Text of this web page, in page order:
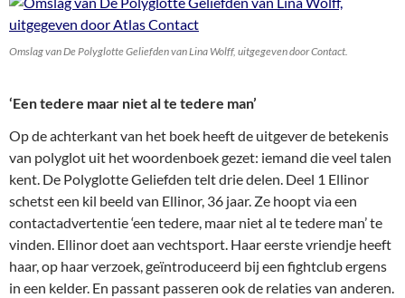
Omslag van De Polyglotte Geliefden van Lina Wolff, uitgegeven door Contact.
‘Een tedere maar niet al te tedere man’
Op de achterkant van het boek heeft de uitgever de betekenis
van polyglot uit het woordenboek gezet: iemand die veel talen
kent. De Polyglotte Geliefden telt drie delen. Deel 1 Ellinor
schetst een kil beeld van Ellinor, 36 jaar. Ze hoopt via een
contactadvertentie ‘een tedere, maar niet al te tedere man’ te
vinden. Ellinor doet aan vechtsport. Haar eerste vriendje heeft
haar, op haar verzoek, geïntroduceerd bij een fightclub ergens
in een kelder. En passant passeren ook de relaties van anderen.